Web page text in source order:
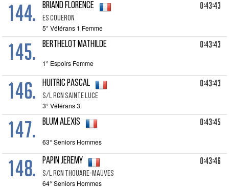
144. BRIAND Florence
Es Coueron
0:43:43
5° Vétérans 1 Femme
145. BERTHELOT Mathilde 0:43:43
1° Espoirs Femme
146. HUITRIC Pascal
S/l Rcn Sainte Luce
0:43:43
3° Vétérans 3
147. BLUM Alexis 0:43:45
63° Seniors Hommes
148. PAPIN Jeremy
S/l Rcn Thouare-mauves
0:43:46
64° Seniors Hommes